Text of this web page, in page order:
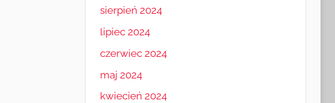
sierpień 2024
lipiec 2024
czerwiec 2024
maj 2024
kwiecień 2024